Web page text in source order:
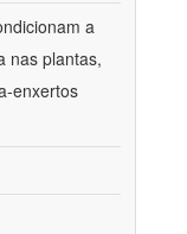
a
nas plantas,
enxertos